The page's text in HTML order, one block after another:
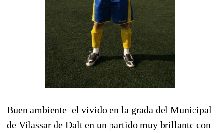
Buen ambiente el vivido en la grada del Municipal
de Vilassar de Dalt en un partido muy brillante con